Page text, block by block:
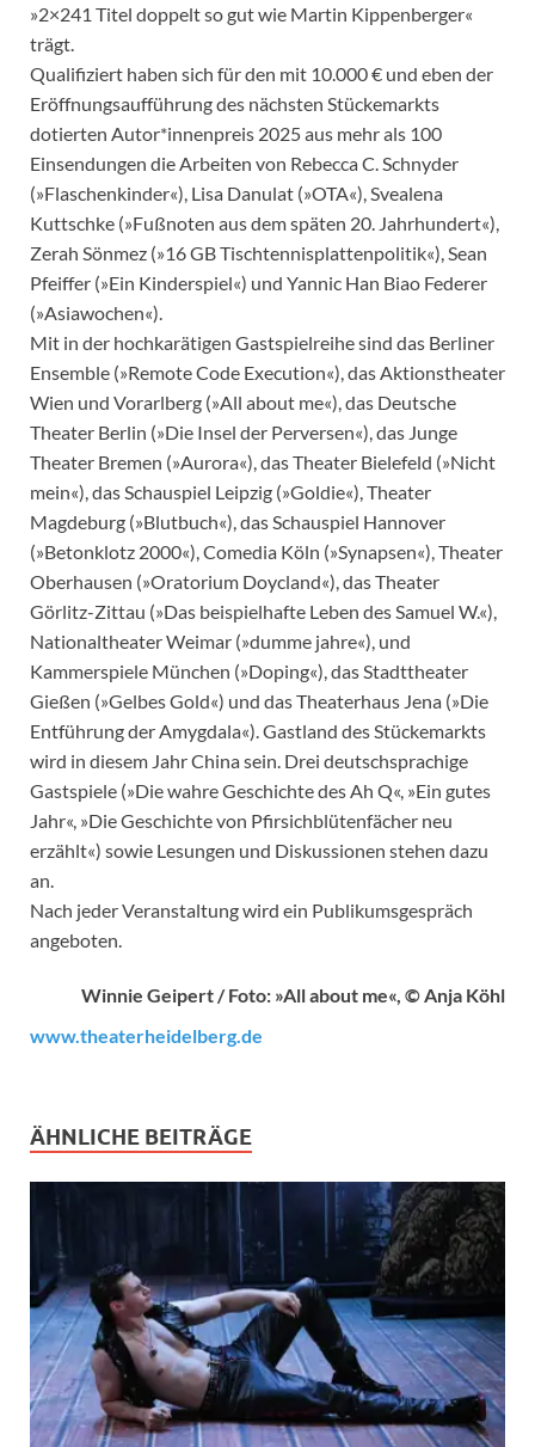
»2×241 Titel doppelt so gut wie Martin Kippenberger«
trägt.
Qualifiziert haben sich für den mit 10.000 € und eben der
Eröffnungsaufführung des nächsten Stückemarkts
dotierten Autor*innenpreis 2025 aus mehr als 100
Einsendungen die Arbeiten von Rebecca C. Schnyder
(»Flaschenkinder«), Lisa Danulat (»OTA«), Svealena
Kuttschke (»Fußnoten aus dem späten 20. Jahrhundert«),
Zerah Sönmez (»16 GB Tischtennisplattenpolitik«), Sean
Pfeiffer (»Ein Kinderspiel«) und Yannic Han Biao Federer
(»Asiawochen«).
Mit in der hochkarätigen Gastspielreihe sind das Berliner
Ensemble (»Remote Code Execution«), das Aktionstheater
Wien und Vorarlberg (»All about me«), das Deutsche
Theater Berlin (»Die Insel der Perversen«), das Junge
Theater Bremen (»Aurora«), das Theater Bielefeld (»Nicht
mein«), das Schauspiel Leipzig (»Goldie«), Theater
Magdeburg (»Blutbuch«), das Schauspiel Hannover
(»Betonklotz 2000«), Comedia Köln (»Synapsen«), Theater
Oberhausen (»Oratorium Doycland«), das Theater
Görlitz-Zittau (»Das beispielhafte Leben des Samuel W.«),
Nationaltheater Weimar (»dumme jahre«), und
Kammerspiele München (»Doping«), das Stadttheater
Gießen (»Gelbes Gold«) und das Theaterhaus Jena (»Die
Entführung der Amygdala«). Gastland des Stückemarkts
wird in diesem Jahr China sein. Drei deutschsprachige
Gastspiele (»Die wahre Geschichte des Ah Q«, »Ein gutes
Jahr«, »Die Geschichte von Pfirsichblütenfächer neu
erzählt«) sowie Lesungen und Diskussionen stehen dazu
an.
Nach jeder Veranstaltung wird ein Publikumsgespräch
angeboten.
Winnie Geipert / Foto: »All about me«, © Anja Köhl
www.theaterheidelberg.de
ÄHNLICHE BEITRÄGE